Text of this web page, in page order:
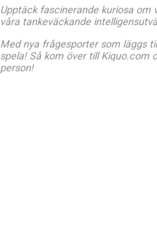
Upptäck fascinerande kuriosa om
våra tankeväckande
Med nya frågesporter som läggs
spela! Så kom över till Kiquo.com
person!